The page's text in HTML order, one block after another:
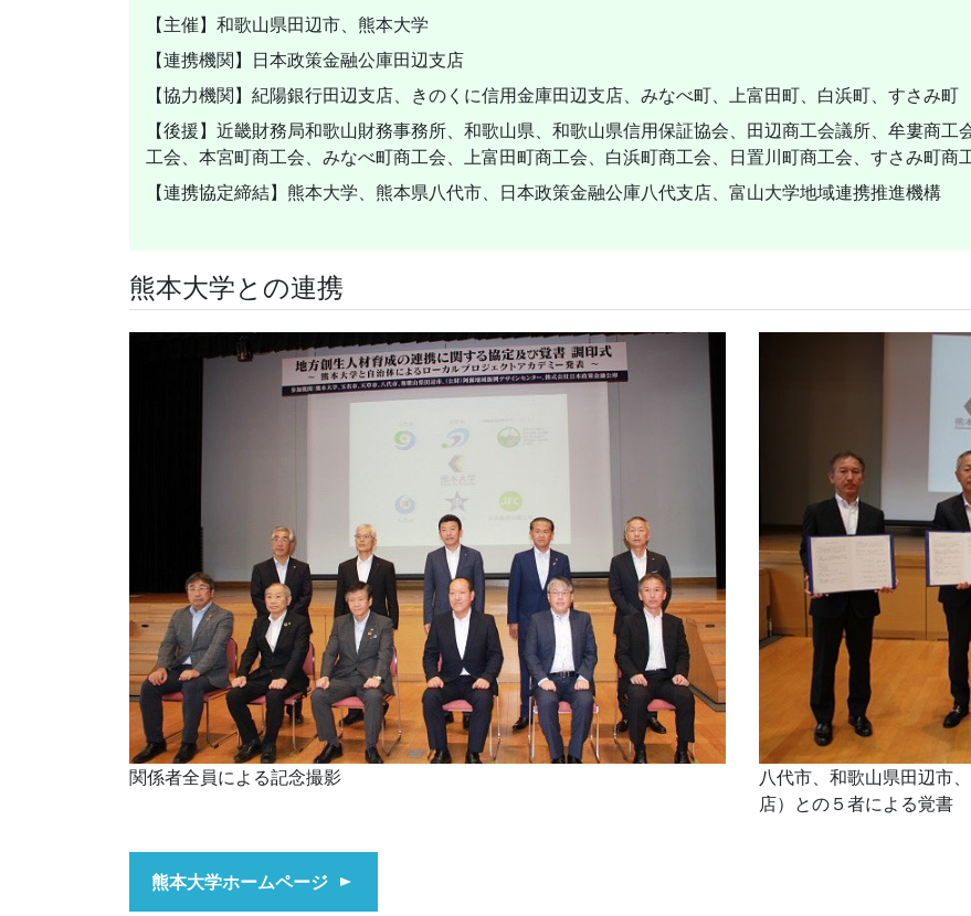
【主催】和歌山県田辺市、熊本大学
【連携機関】日本政策金融公庫田辺支店
【協力機関】紀陽銀行田辺支店、きのくに信用金庫田辺支店、みなべ町、上富田町、白浜町、すさみ町
【後援】近畿財務局和歌山財務事務所、和歌山県、和歌山県信用保証協会、田辺商工会議所、牟婁商
工会、本宮町商工会、みなべ町商工会、上富田町商工会、白浜町商工会、日置川町商工会、すさみ町商
【連携協定締結】熊本大学、熊本県八代市、日本政策金融公庫八代支店、富山大学地域連携推進機構
熊本大学との連携
関係者全員による記念撮影
八代市、和歌山県田辺市
店）との５者による覚書
熊本大学ホームページ